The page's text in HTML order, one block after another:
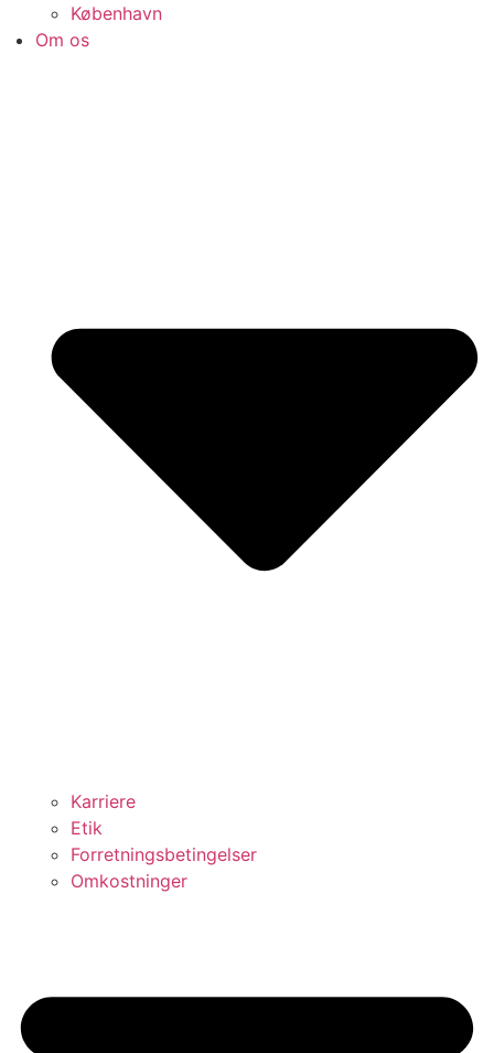
København
Om os
Karriere
Etik
Forretningsbetingelser
Omkostninger